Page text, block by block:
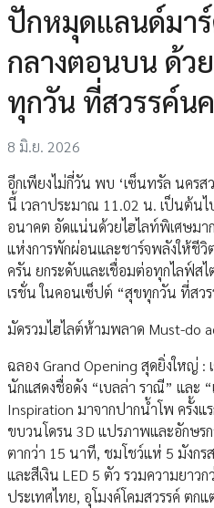
ปักหมุดแลนด์มา
กลางตอนบน ด้ว
ทุกวัน ที่สวรรค์นค
8 มิ.ย. 2026
อีกเพียงไม่กี่วัน พบ ‘เซ็นทรัล นครส
นี้ เวลาประมาณ 11.02 น. เป็นต้นไ
อนาคต อัดแน่นด้วยไฮไลท์พิเศษมา
แห่งการพักผ่อนและชาร์จพลังให้ชี
ครัน ยกระดับและเชื่อมต่อทุกไลฟ์ส
เรชั่น ในคอนเซ็ปต์ “สุขทุกวัน ที่สว
มัดรวมไฮไลต์ห้ามพลาด Must-do
ฉลอง Grand Opening สุดยิ่งใหญ่ :
นักแสดงชื่อดัง “เบลล่า ราณี” และ
Inspiration มาจากปากน้ำโพ ครั้ง
ขบวนโดรน 3D แปรภาพและอักษร
ตากว่า 15 นาที, ชมโชว์แห่ 5 มังกร
และสีเงิน LED 5 ตัว รวมความยาว
ประเทศไทย, อุโมงค์โคมสวรรค์ ตก